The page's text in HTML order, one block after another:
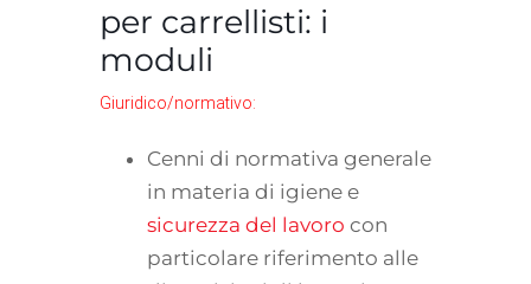
per carrellisti: i
moduli
Giuridico/normativo:
Cenni di normativa generale
in materia di igiene e
sicurezza del lavoro con
particolare riferimento alle